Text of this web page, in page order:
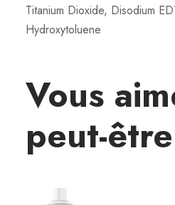
Titanium Dioxide, Disodium
Hydroxytoluene
Vous
peut-